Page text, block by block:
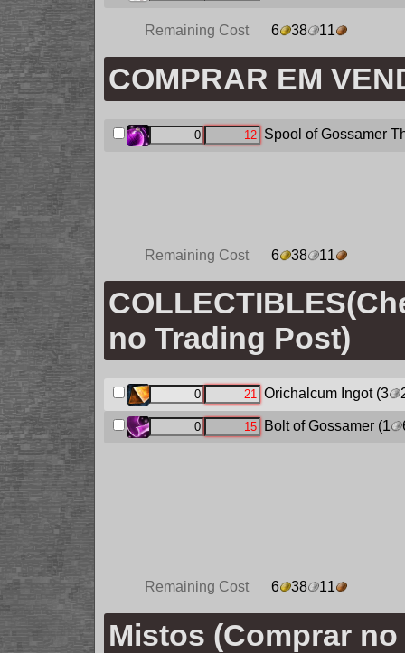
Remaining Cost 6 38 11
COMPRAR EM
Spool of Gossamer
Remaining Cost 6 38 11
no Trading Post)
Orichalcum Ingot(3
Bolt of Gossamer(1
Remaining Cost 6 38 11
Mistos (Comprar